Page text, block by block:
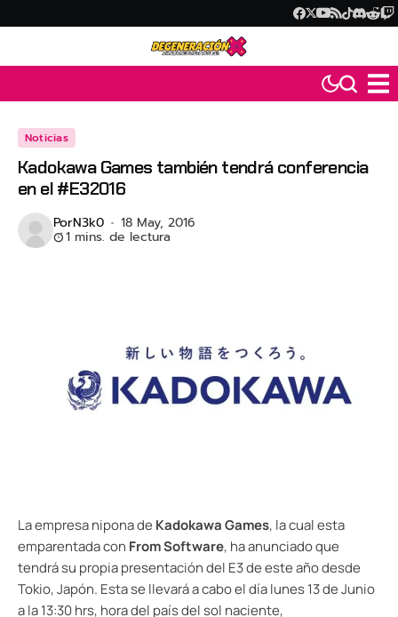
Noticias
Kadokawa Games también tendrá conferencia
en el #E32016
PorN3k0 18 May, 2016
1 mins. de lectura
La empresa nipona de Kadokawa Games, la cual esta
emparentada con From Software, ha anunciado que
tendrá su propia presentación del E3 de este año desde
Tokio, Japón. Esta se llevará a cabo el día lunes 13 de Junio
a la 13:30 hrs, hora del país del sol naciente,